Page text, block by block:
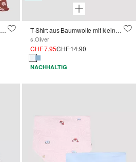
Elastische Leggings aus Rippware mit Flared Leg T-Shirt aus Baumwolle mit kleinem Früchteprint
s.Oliver
CHF 7.95CHF 14.90
NACHHALTIG